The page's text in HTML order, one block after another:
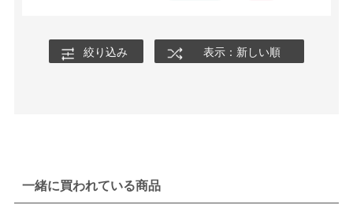
絞り込み 表示：新しい順
一緒に買われている商品